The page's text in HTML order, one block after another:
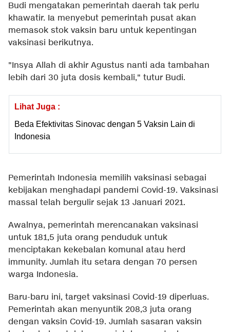
Budi mengatakan pemerintah daerah tak perlu
khawatir. Ia menyebut pemerintah pusat akan
memasok stok vaksin baru untuk kepentingan
vaksinasi berikutnya.
"Insya Allah di akhir Agustus nanti ada tambahan
lebih dari 30 juta dosis kembali," tutur Budi.
Lihat Juga :
Beda Efektivitas Sinovac dengan 5 Vaksin Lain di
Indonesia
Pemerintah Indonesia memilih vaksinasi sebagai
kebijakan menghadapi pandemi Covid-19. Vaksinasi
massal telah bergulir sejak 13 Januari 2021.
Awalnya, pemerintah merencanakan vaksinasi
untuk 181,5 juta orang penduduk untuk
menciptakan kekebalan komunal atau herd
immunity. Jumlah itu setara dengan 70 persen
warga Indonesia.
Baru-baru ini, target vaksinasi Covid-19 diperluas.
Pemerintah akan menyuntik 208,3 juta orang
dengan vaksin Covid-19. Jumlah sasaran vaksin